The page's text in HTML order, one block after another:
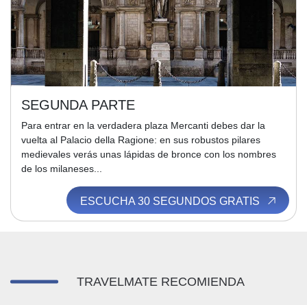
SEGUNDA PARTE
Para entrar en la verdadera plaza Mercanti debes dar la
vuelta al Palacio della Ragione: en sus robustos pilares
medievales verás unas lápidas de bronce con los nombres
de los milaneses...
ESCUCHA 30 SEGUNDOS GRATIS
TRAVELMATE RECOMIENDA